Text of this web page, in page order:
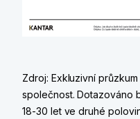
Zdroj: Exkluzivní
společnost. Dotazováno
18-30 let ve druhé